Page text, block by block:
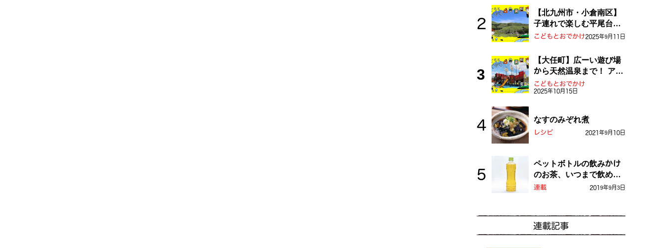
【北九州市・小倉南区】
子連れで楽しむ平尾台！
ふしぎな草原や千仏鍾乳
こどもとおでかけ2025年9月11日
【大任町】広ーい遊び場
から天然温泉まで！ アミ
ューズメントな道の駅・
おおとう桜街道
こどもとおでかけ
2025年10月15日
なすのみぞれ煮
レシピ 2021年9月10日
ペットボトルの飲みかけ
のお茶、いつまで飲め
る？
連載 2019年9月3日
連載記事